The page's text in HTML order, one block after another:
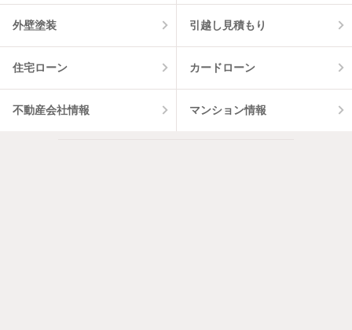
外壁塗装 引越し見積もり
住宅ローン カードローン
不動産会社情報 マンション情報